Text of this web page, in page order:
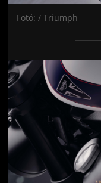
Fotó: / Triumph